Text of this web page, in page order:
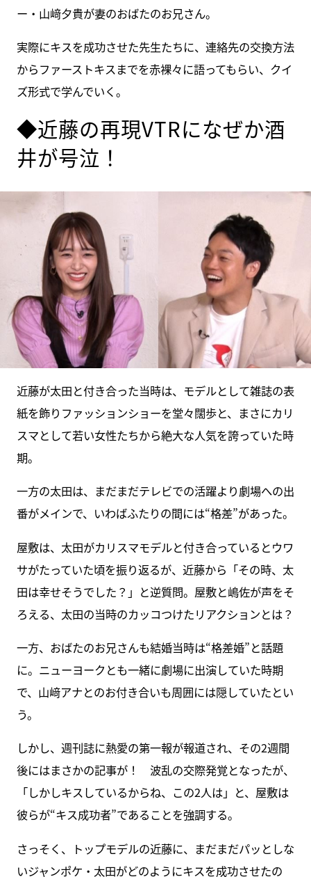
ー・山﨑夕貴が妻のおばたのお兄さん。
実際にキスを成功させた先生たちに、連絡先の交換方法
からファーストキスまでを赤裸々に語ってもらい、クイ
ズ形式で学んでいく。
◆近藤の再現VTRになぜか酒
井が号泣！
近藤が太田と付き合った当時は、モデルとして雑誌の表
紙を飾りファッションショーを堂々闊歩と、まさにカリ
スマとして若い女性たちから絶大な人気を誇っていた時
期。
一方の太田は、まだまだテレビでの活躍より劇場への出
番がメインで、いわばふたりの間には“格差”があった。
屋敷は、太田がカリスマモデルと付き合っているとウワ
サがたっていた頃を振り返るが、近藤から「その時、太
田は幸せそうでした？」と逆質問。屋敷と嶋佐が声をそ
ろえる、太田の当時のカッコつけたリアクションとは？
一方、おばたのお兄さんも結婚当時は“格差婚”と話題
に。ニューヨークとも一緒に劇場に出演していた時期
で、山﨑アナとのお付き合いも周囲には隠していたとい
う。
しかし、週刊誌に熱愛の第一報が報道され、その2週間
後にはまさかの記事が！ 波乱の交際発覚となったが、
「しかしキスしているからね、この2人は」と、屋敷は
彼らが“キス成功者”であることを強調する。
さっそく、トップモデルの近藤に、まだまだパッとしな
いジャンポケ・太田がどのようにキスを成功させたの